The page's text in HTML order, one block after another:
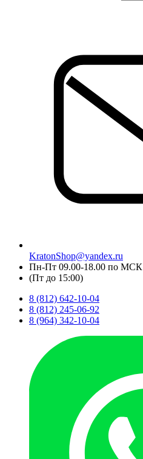
KratonShop@yandex.ru
Пн-Пт 09.00-18.00 по МСК
(Пт до 15:00)
8 (812) 642-10-04
8 (812) 245-06-92
8 (964) 342-10-04